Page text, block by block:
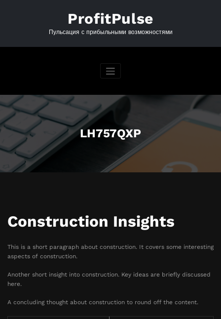
ProfitPulse
Пульсация с прибыльными возможностями
LH757QXP
Construction Insights
This is a short paragraph about construction. It covers some interesting
aspects of construction.
Another short insight into construction. Key ideas are briefly discussed
here.
A concluding thought about construction to round off the content.